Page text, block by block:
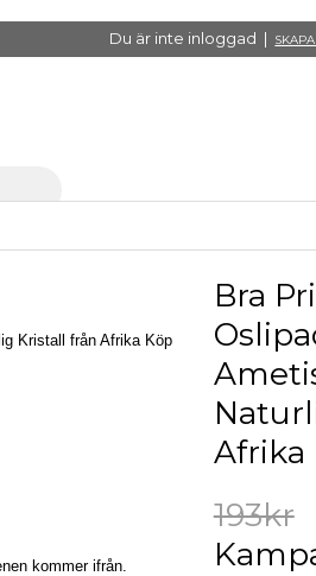
Du är inte inloggad |
Kristall från Afrika Köp
kommer ifrån.
Bra
Afrika
193kr